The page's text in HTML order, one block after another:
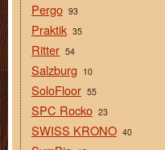
Pergo 93
Praktik 35
Ritter 54
Salzburg 10
SoloFloor 55
SPC Rocko 23
SWISS KRONO 40